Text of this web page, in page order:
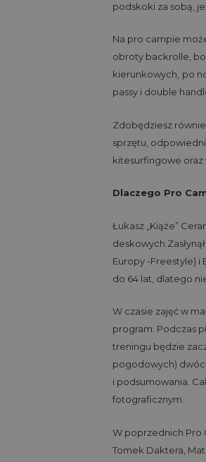
podskoki za sobą,
Na pro campie
obroty backrolle,
kierunkowych, po
passy i double
Zdobędziesz
sprzętu,
kitesurfingowe oraz
Dlaczego Pro
Łukasz „Kiąże”
deskowych.
Europy -Freestyle) i
do 64 lat, dlatego
W czasie zajęć w
program. Podczas
treningu będzie
pogodowych)
i podsumowania.
fotograficznym.
W poprzednich Pro
Tomek Daktera,